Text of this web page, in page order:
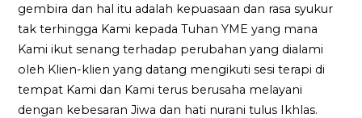
gembira dan hal itu adalah kepuasaan dan rasa syukur
tak terhingga Kami kepada Tuhan YME yang mana
Kami ikut senang terhadap perubahan yang dialami
oleh Klien-klien yang datang mengikuti sesi terapi di
tempat Kami dan Kami terus berusaha melayani
dengan kebesaran Jiwa dan hati nurani tulus Ikhlas.